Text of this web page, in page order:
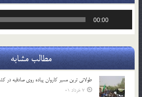
00:00
مطالب مشابه
طولانی ترین مسیر کاروان پیاده روی صادقیه در
7 خرداد 01